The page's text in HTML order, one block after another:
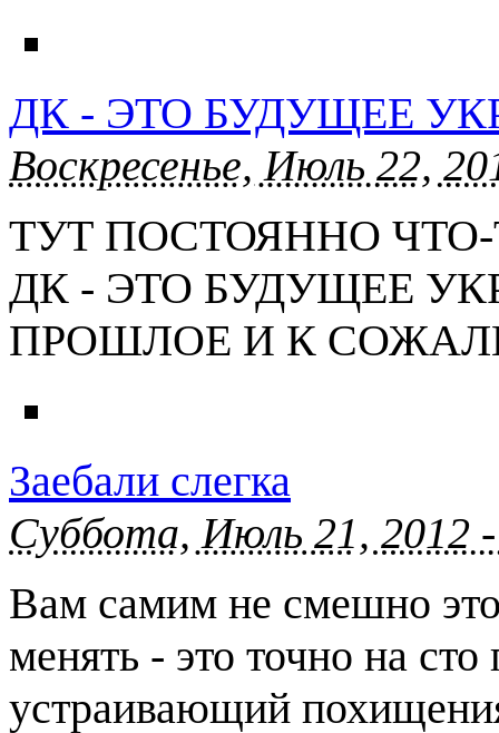
ДК - ЭТО БУДУЩЕЕ
Воскресенье, Июль 22,
ТУТ ПОСТОЯННО
ДК - ЭТО БУДУЩЕЕ
ПРОШЛОЕ И К
Заебали слегка
Суббота, Июль 21, 2012
Вам самим не смешно
менять - это точно на
устраивающий